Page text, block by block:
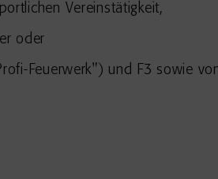
Vereinstätigkeit,
oder
Feuerwerk") und F3 sowie